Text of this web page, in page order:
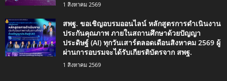
1 สิงหาคม 2569
สพฐ. ขอเชิญอบรมออนไลน์ หลักสูตรการดำเนินงาน
ประกันคุณภาพ ภายในสถานศึกษาด้วยปัญญา
ประดิษฐ์ (AI) ทุกวันเสาร์ตลอดเดือนสิงหาคม 2569 ผู้
ผ่านการอบรมจะได้รับเกียรติบัตรจาก สพฐ.
1 สิงหาคม 2569